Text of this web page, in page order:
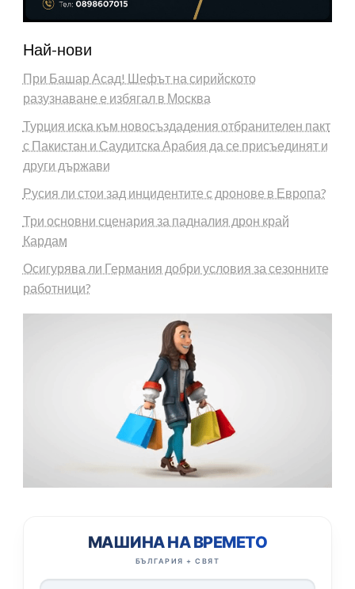
Най-нови
При Башар Асад! Шефът на сирийското
разузнаване е избягал в Москва
Турция иска към новосъздадения отбранителен пакт
с Пакистан и Саудитска Арабия да се присъединят и
други държави
Русия ли стои зад инцидентите с дронове в Европа?
Три основни сценария за падналия дрон край
Кардам
Осигурява ли Германия добри условия за сезонните
работници?
МАШИНА НА ВРЕМЕТО
БЪЛГАРИЯ + СВЯТ